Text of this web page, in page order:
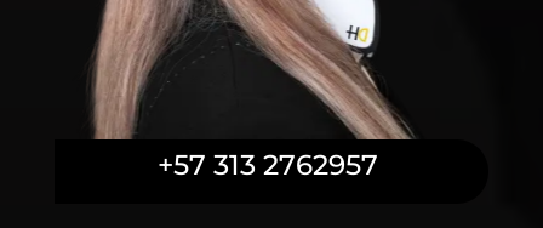
+57 313 2762957